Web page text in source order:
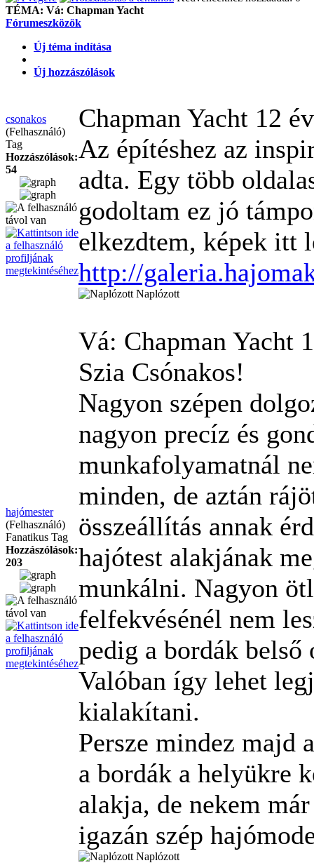
TÉMA: Vá: Chapman Yacht
Fórumeszközök
Új téma indítása
Új hozzászólások
csonakos
(Felhasználó)
Tag
Hozzászólások:
54
Chapman Yacht 12
Az építéshez az
adta. Egy több
godoltam ez jó
elkezdtem, képek itt
http://
Naplózott
hajómester
(Felhasználó)
Fanatikus Tag
Hozzászólások:
203
Vá: Chapman Yacht
Szia Csónakos!
Nagyon szépen
nagyon precíz és
munkafolyamatnál
minden, de aztán
összeállítás annak
hajótest alakjának
munkálni. Nagyon
felfekvésénél nem
pedig a bordák
Valóban így lehet
kialakítani.
Persze mindez majd
a bordák a helyükre
alakja, de nekem
igazán szép
Naplózott